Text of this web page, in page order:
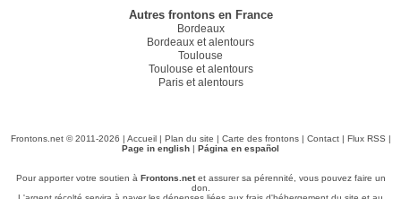
Autres frontons en France
Bordeaux
Bordeaux et alentours
Toulouse
Toulouse et alentours
Paris et alentours
Frontons.net © 2011-2026 | Accueil| Plan du site | Carte des frontons| Contact| Flux RSS |
Page in english | Página en español
Pour apporter votre soutien à Frontons.netet assurer sa pérennité, vous pouvez faire un
don.